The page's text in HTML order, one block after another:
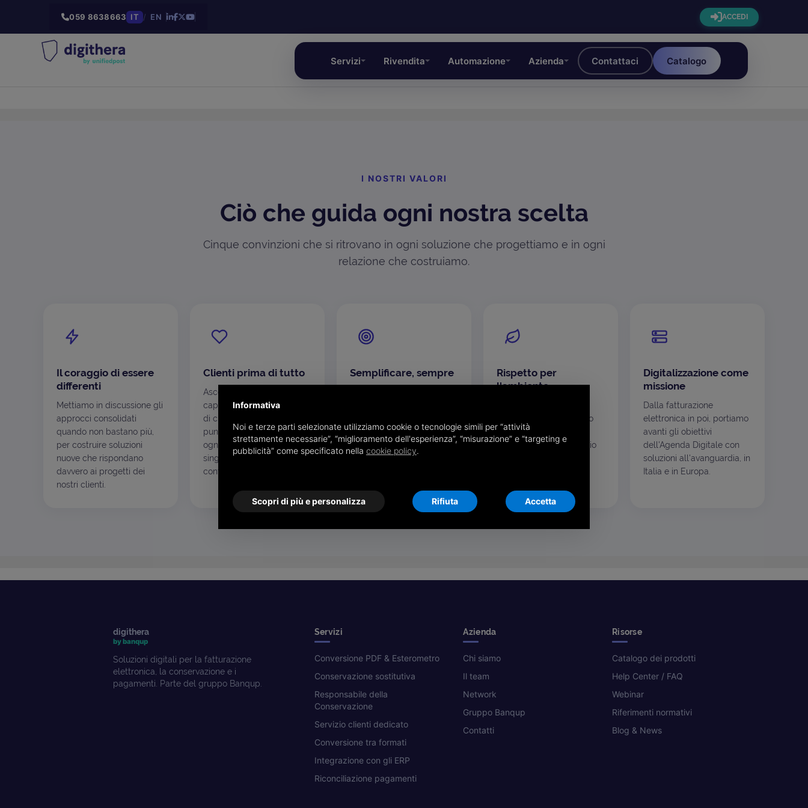
059 8638663 IT / EN ACCEDI
Servizi Rivendita Automazione Azienda Contattaci Catalogo
I NOSTRI VALORI
Ciò che guida ogni nostra scelta
Cinque convinzioni che si ritrovano in ogni soluzione che progettiamo e in ogni
relazione che costruiamo.
Il coraggio di essere
differenti
Mettiamo in discussione gli
approcci consolidati
quando non bastano più,
per costruire soluzioni
nuove che rispondano
davvero ai progetti dei
nostri clienti.
Clienti prima di tutto
Ascoltare le esigenze e
capire i processi aziendali
di chi ci sceglie è il nostro
punto di partenza: solo così
ogni soluzione si adatta al
singolo caso, non il
contrario.
Semplificare, sempre
portata di qualsiasi
operatore e sostenibili
anche su larga scala, con
Rispetto per
l'ambiente
stampato significa meno
carta, meno inchiostro,
meno CO₂ e meno spazio
Digitalizzazione come
missione
Dalla fatturazione
elettronica in poi, portiamo
avanti gli obiettivi
dell'Agenda Digitale con
soluzioni all'avanguardia, in
Italia e in Europa.
digithera
by banqup
Soluzioni digitali per la fatturazione
elettronica, la conservazione e i
pagamenti. Parte del gruppo Banqup.
Servizi
Conversione PDF & Esterometro
Conservazione sostitutiva
Responsabile della
Conservazione
Servizio clienti dedicato
Conversione tra formati
Integrazione con gli ERP
Riconciliazione pagamenti
Azienda
Chi siamo
Il team
Network
Gruppo Banqup
Contatti
Risorse
Catalogo dei prodotti
Help Center / FAQ
Webinar
Riferimenti normativi
Blog & News
Informativa
Noi e terze parti selezionate utilizziamo cookie o tecnologie simili per “attività
strettamente necessarie”, “miglioramento dell'esperienza”, “misurazione” e “targeting e
pubblicità” come specificato nella cookie policy.
Scopri di più e personalizza Rifiuta Accetta